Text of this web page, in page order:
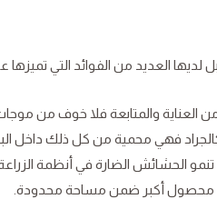
العديد من الفوائد التي تميزها
من العناية والمتابعة فلا خوف من
فهي محمية من كل ذلك داخل
تنمو الحشائش الضارة في أنظمة الزراعة
محصول أكبر ضمن مساحة محدودة.